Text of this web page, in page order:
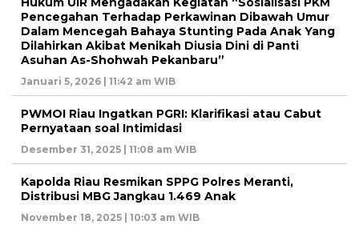
Pencegahan Terhadap Perkawinan Dibawah Umur
Dalam Mencegah Bahaya Stunting Pada Anak Yang
Dilahirkan Akibat Menikah Diusia Dini di Panti
Asuhan As-Shohwah Pekanbaru”
Januari 5, 2026 | 11:42 am WIB
PWMOI Riau Ingatkan PGRI: Klarifikasi atau Cabut
Pernyataan soal Intimidasi
Desember 31, 2025 | 11:08 am WIB
Kapolda Riau Resmikan SPPG Polres Meranti,
Distribusi MBG Jangkau 1.469 Anak
November 18, 2025 | 10:03 am WIB